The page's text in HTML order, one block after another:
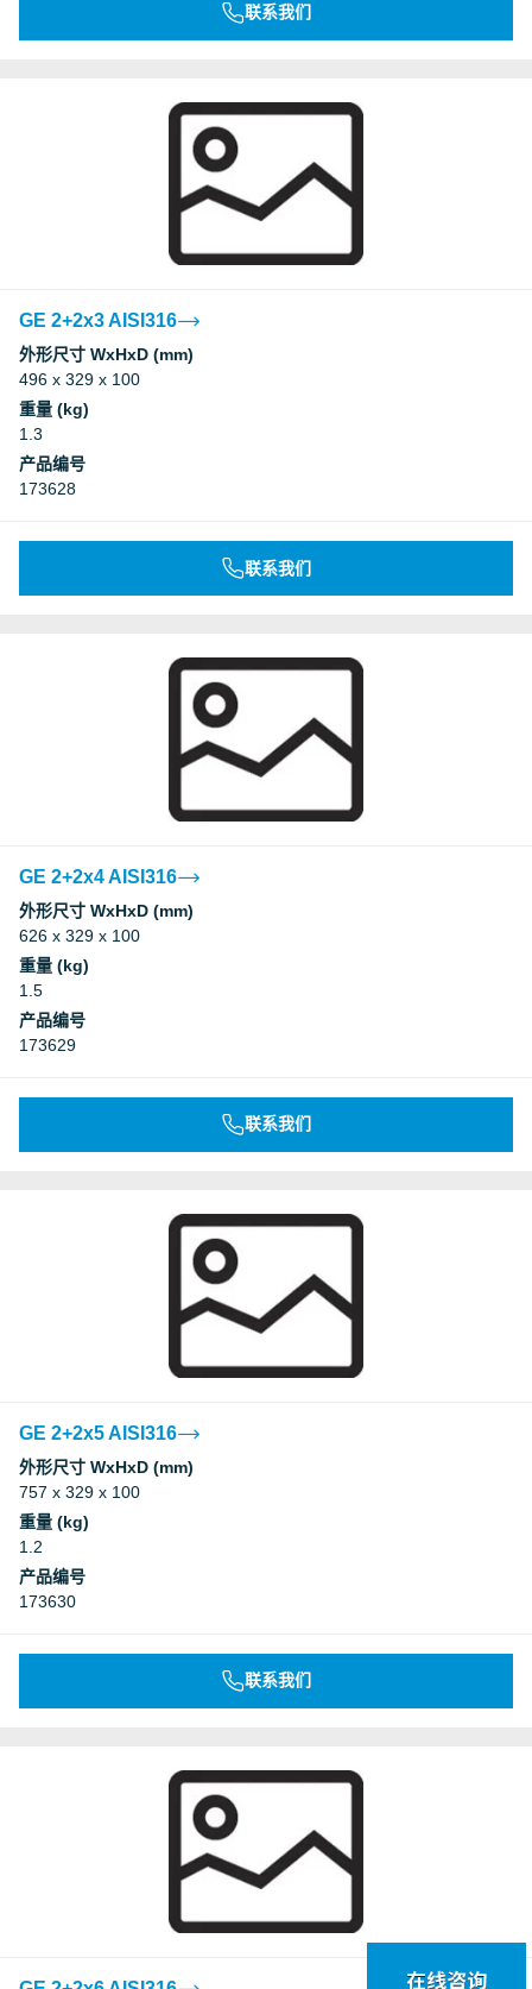
联系我们
GE 2+2x3 AISI316
外形尺寸 WxHxD (mm)
496 x 329 x 100
重量 (kg)
1.3
产品编号
173628
联系我们
GE 2+2x4 AISI316
外形尺寸 WxHxD (mm)
626 x 329 x 100
重量 (kg)
1.5
产品编号
173629
联系我们
GE 2+2x5 AISI316
外形尺寸 WxHxD (mm)
757 x 329 x 100
重量 (kg)
1.2
产品编号
173630
联系我们